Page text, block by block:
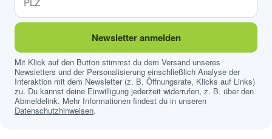
Newsletter anmelden
Mit Klick auf den Button stimmst du dem Versand unseres
Newsletters und der Personalisierung einschließlich Analyse der
Interaktion mit dem Newsletter (z. B. Öffnungsrate, Klicks auf Links)
zu. Du kannst deine Einwilligung jederzeit widerrufen, z. B. über den
Abmeldelink. Mehr Informationen findest du in unseren
Datenschutzhinweisen.